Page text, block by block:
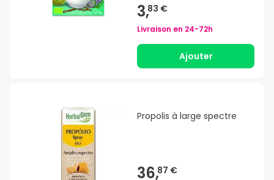
3,83 €
Livraison en 24-72h
Ajouter
Propolis à large spectre
36,87 €